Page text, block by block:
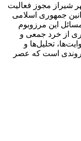
شیراز مجوز فعالیت
جمهوری اسلامی
این مرزوبوم
از خرد جمعی و
تحلیل‌ها و
روندی است که عصر